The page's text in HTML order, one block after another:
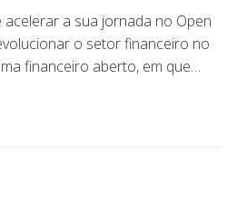
a sua jornada no Open
o setor financeiro no
financeiro aberto, em que…